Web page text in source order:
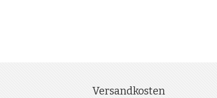
Versandkosten